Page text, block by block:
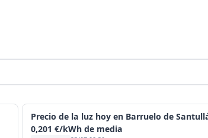
Precio de la luz hoy en Barruelo de
0,201 €/kWh de media